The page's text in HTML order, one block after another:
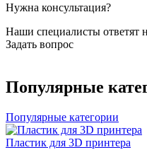
Нужна консультация?
Наши специалисты ответят
Задать вопрос
Популярные
Популярные категории
Пластик для 3D принтера